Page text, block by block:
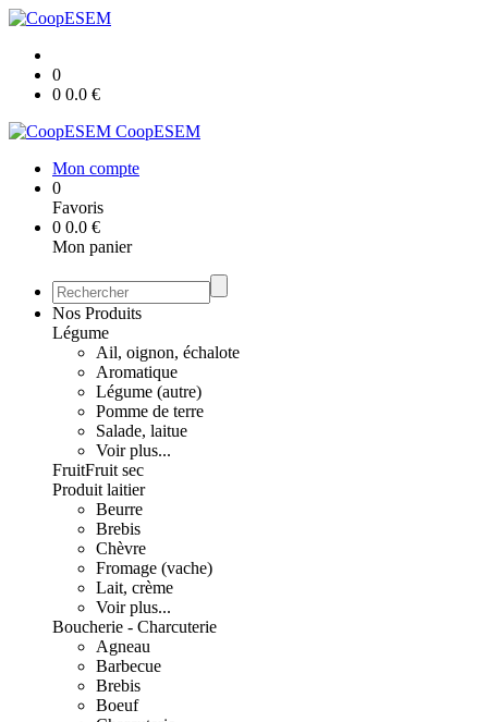
0
0 0.0 €
CoopESEM
Mon compte
0
Favoris
0 0.0 €
Mon panier
Nos Produits
Légume
Ail, oignon, échalote
Aromatique
Légume (autre)
Pomme de terre
Salade, laitue
Voir plus...
FruitFruit sec
Produit laitier
Beurre
Brebis
Chèvre
Fromage (vache)
Lait, crème
Voir plus...
Boucherie - Charcuterie
Agneau
Barbecue
Brebis
Boeuf